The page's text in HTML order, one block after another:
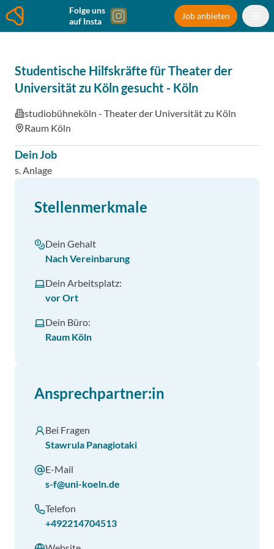
Folge uns
auf Insta
Job anbieten
Studentische Hilfskräfte für Theater der
Universität zu Köln gesucht - Köln
studiobühneköln - Theater der Universität zu Köln
Raum Köln
Dein Job
s. Anlage
Stellenmerkmale
Dein Gehalt
Nach Vereinbarung
Dein Arbeitsplatz:
vor Ort
Dein Büro:
Raum Köln
Ansprechpartner:in
Bei Fragen
Stawrula Panagiotaki
E-Mail
s-f@uni-koeln.de
Telefon
+492214704513